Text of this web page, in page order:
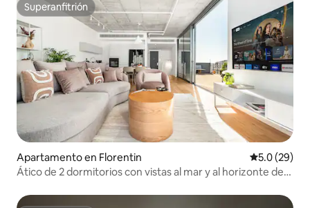
Superanfitrión
Superanfitrión
Apartamento en Florentin Calificación
5.0 (29)
Ático de 2 dormitorios con vistas al mar y al horizonte de